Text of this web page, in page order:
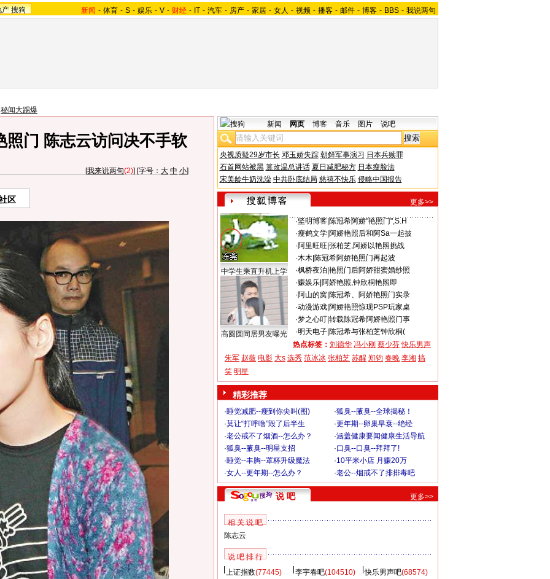
产 搜狗 新闻 - 体育 - S - 娱乐 - V - 财经 - IT - 汽车 - 房产 - 家居 - 女人 - 视频 - 播客 - 邮件 - 博客 - BBS - 我说两句
秘闻大踢爆
照门 陈志云访问决不手软
[我来说两句(2)] [字号： 大 中 小]
区
新闻 网页 博客 音乐 图片 说吧
央视质疑29岁市长 邓玉娇失踪 朝鲜军事演习 日本兵赎罪
石首网站被黑 篡改温总讲话 夏日减肥秘方 日本瘦脸法
宋美龄牛奶洗澡 中共卧底结局 慈禧不快乐 侵略中国报告
更多>>
中学生乘直升机上学
高圆圆同居男友曝光
·坚明博客| 陈冠希阿娇"艳照门",S.H
·瘦鹤文学| 阿娇艳照后和阿Sa一起披
·阿里旺旺 张柏芝,阿娇以艳照挑战
·木木| 陈冠希阿娇艳照门再起波
·枫桥夜泊 艳照门后阿娇甜蜜婚纱照
·赚娱乐| 阿娇艳照,钟欣桐艳照即
·阿山的窝| 陈冠希、阿娇艳照门实录
·动漫游戏| 阿娇艳照惊现PSP玩家桌
·梦之心叮| 转载陈冠希阿娇艳照门事
·明天电子| 陈冠希与张柏芝钟欣桐(
热点标签： 刘德华 冯小刚 蔡少芬 快乐男声
朱军 赵薇 电影 大s 选秀 范冰冰 张柏芝 苏醒 郑钧 春晚 李湘 搞
笑 明星
精彩推荐
·睡觉减肥--瘦到你尖叫(图) ·狐臭--腋臭--全球揭秘！
·莫让“打呼噜”毁了后半生 ·更年期--卵巢早衰--绝经
·老公戒不了烟酒--怎么办？ ·涵盖健康要闻健康生活导航
·狐臭--腋臭--明星支招 ·口臭--口臭--拜拜了!
·睡觉--丰胸--罩杯升级魔法 ·10平米小店 月赚20万
·女人--更年期--怎么办？ ·老公--烟戒不了排排毒吧
说 吧 更多>>
相 关 说 吧
陈志云
说 吧 排 行
上证指数(77445) 李宇春吧(104510) 快乐男声吧(68574)